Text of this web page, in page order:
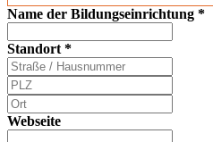
Name der Bildungseinrichtung *
Standort *
Webseite